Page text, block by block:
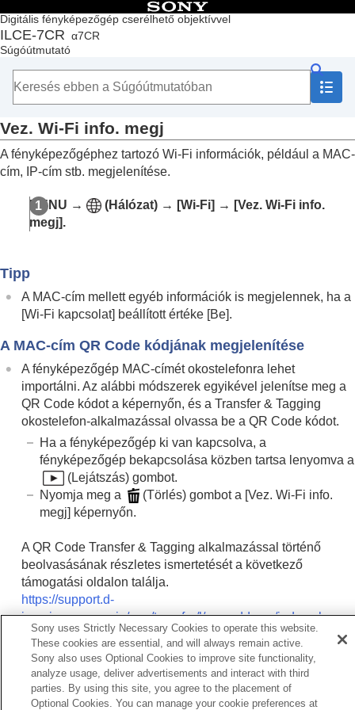
Digitális fényképezőgép cserélhető objektívvel
ILCE-7CR α7CR
Súgóútmutató
Tartalomjegyzék
Lap teteje
A „Súgóútmutató” használata
A fényképezőgép és a mellékelt tartozékok ellenőrzése
Alapvető műveletek
A fényképezőgép előkészítése / alapvető fényképezési
műveletek
Funkciók keresése a MENU-ben
A fényképezőgép testreszabása
Megtekintés
Hálózati beállítások
Wi-Fi kapcsolat
Csatlak. pont beállít.
modellek)
Vez. Wi-Fi info. megj
SSID/Jelsz. vissza.
Bluetooth beállítások
Bluetooth távirányító
Vezetékes LAN(USB-LAN)
USB-LAN/i.m.o.
Repülési mód
Eszköz nevét szerk.
fényképezőgépre (Főtanúsítvány imp.)
Hozzáf. hit. beáll.
Hozzáf. hit. info
Wi-Fi Direct beáll.
Hálózat beáll. vissza.
FTP átvitel funkció
Kereső-/képernyő-beállítások
Tápellátási beállítások
USB-beállítások
Külső kimeneti beállítások
Vez. Wi-Fi info. megj
A fényképezőgéphez tartozó Wi-Fi információk, például a MAC-
cím, IP-cím stb. megjelenítése.
MENU → (Hálózat) → [Wi-Fi] → [Vez. Wi-Fi info.
megj].
Tipp
A MAC-cím mellett egyéb információk is megjelennek, ha a
[Wi-Fi kapcsolat] beállított értéke [Be].
A MAC-cím QR Code kódjának megjelenítése
A fényképezőgép MAC-címét okostelefonra lehet
importálni. Az alábbi módszerek egyikével jelenítse meg a
QR Code kódot a képernyőn, és a Transfer & Tagging
okostelefon-alkalmazással olvassa be a QR Code kódot.
Ha a fényképezőgép ki van kapcsolva, a
fényképezőgép bekapcsolása közben tartsa lenyomva a
(Lejátszás) gombot.
Nyomja meg a
(Törlés) gombot a [Vez. Wi-Fi info.
megj] képernyőn.
A QR Code Transfer & Tagging alkalmazással történő
beolvasásának részletes ismertetését a következő
támogatási oldalon találja.
https://support.d-
imaging.sony.co.jp/app/transfer/l/macaddress/index.php
A Transfer & Tagging csak bizonyos
országokban/régiókban érhető el.
Sony uses Strictly Necessary Cookies to operate this website.
These cookies are essential, and will always remain active.
Sony also uses Optional Cookies to improve site functionality,
analyze usage, deliver advertisements and interact with third
parties. By using this site, you agree to the placement of
Optional Cookies. You can manage your cookie preferences at